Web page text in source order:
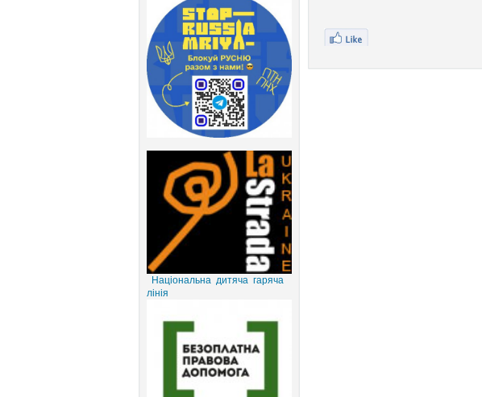
Національна дитяча гаряча
лінія